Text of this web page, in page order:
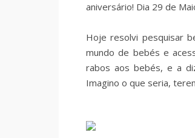
aniversário! Dia 29 de
Hoje resolvi pesquisar
mundo de bebés e
rabos aos bebés, e a
Imagino o que seria,